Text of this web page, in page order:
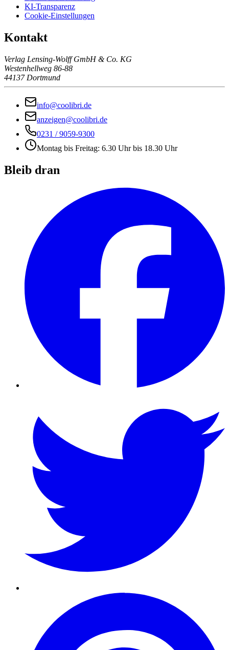
KI-Transparenz
Cookie-Einstellungen
Kontakt
Verlag Lensing-Wolff GmbH & Co. KG
Westenhellweg 86-88
44137 Dortmund
info@coolibri.de
anzeigen@coolibri.de
0231 / 9059-9300
Montag bis Freitag: 6.30 Uhr bis 18.30 Uhr
Bleib dran